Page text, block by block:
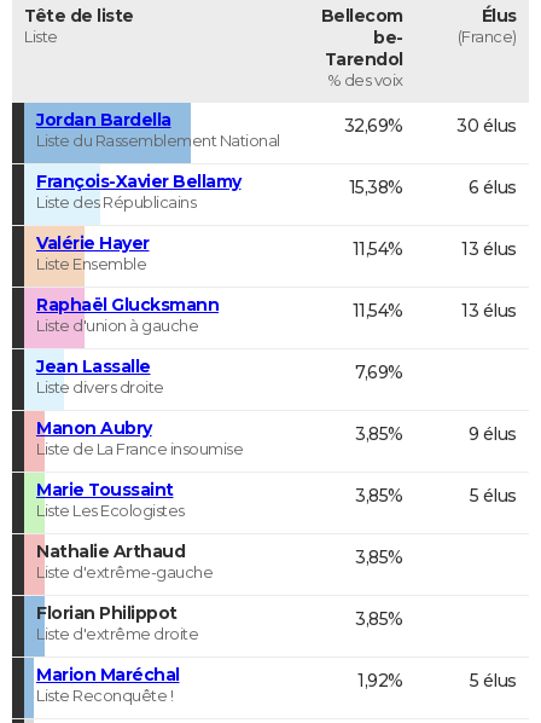
Tête de liste
Liste
Bellecom
be-
Tarendol
% des voix
Élus
(France)
Jordan Bardella
Liste du Rassemblement National
32,69% 30 élus
François-Xavier Bellamy
Liste des Républicains
15,38% 6 élus
Valérie Hayer
Liste Ensemble
11,54% 13 élus
Raphaël Glucksmann
Liste d'union à gauche
11,54% 13 élus
Jean Lassalle
Liste divers droite
7,69%
Manon Aubry
Liste de La France insoumise
3,85% 9 élus
Marie Toussaint
Liste Les Ecologistes
3,85% 5 élus
Nathalie Arthaud
Liste d'extrême-gauche
3,85%
Florian Philippot
Liste d'extrême droite
3,85%
Marion Maréchal
Liste Reconquête !
1,92% 5 élus